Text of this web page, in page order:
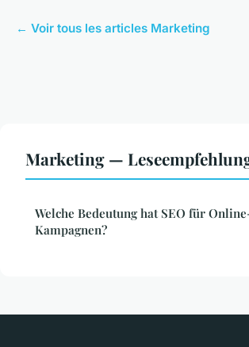
← Voir tous les articles Marketing
Marketing —
Welche Bedeutung hat SEO für
Kampagnen?